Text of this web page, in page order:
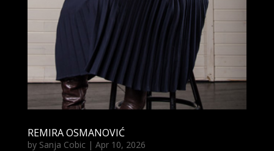
REMIRA OSMANOVIĆ
by Sanja Cobic| Apr 10, 2026